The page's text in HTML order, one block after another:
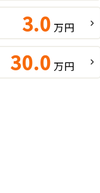
3.0 万円
30.0 万円